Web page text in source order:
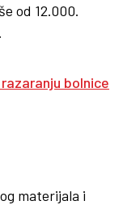
od 12.000.
bolnice
materijala i